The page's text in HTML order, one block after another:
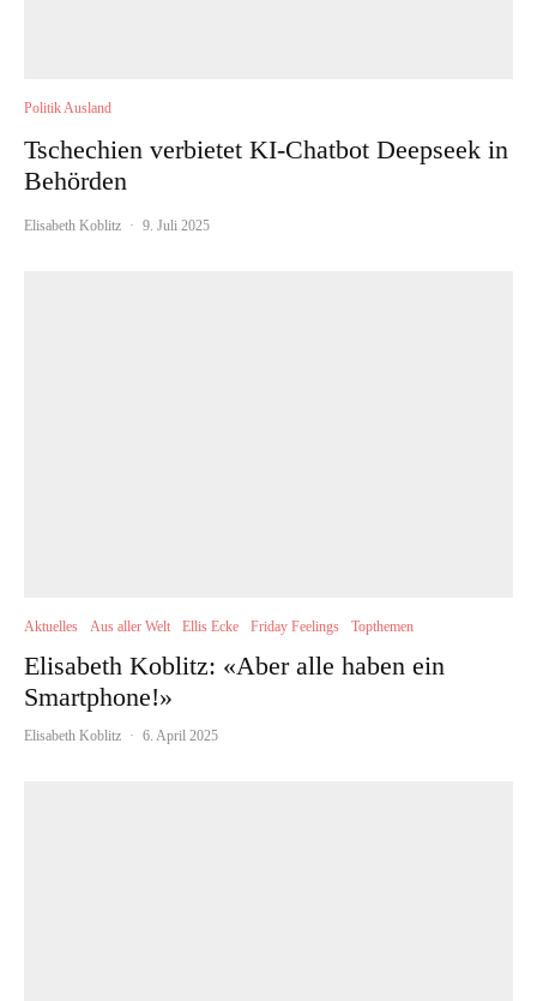
Politik Ausland
Tschechien verbietet KI-Chatbot Deepseek in
Behörden
Elisabeth Koblitz · 9. Juli 2025
Aktuelles Aus aller Welt Ellis Ecke Friday Feelings Topthemen
Elisabeth Koblitz: «Aber alle haben ein
Smartphone!»
Elisabeth Koblitz · 6. April 2025